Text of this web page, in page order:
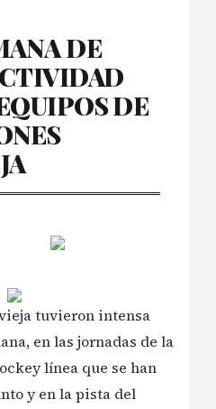
DE
DE
tuvieron intensa
en las jornadas de la
línea que se han
y en la pista del